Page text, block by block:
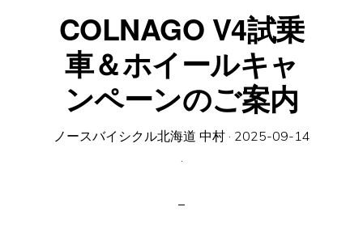
COLNAGO V4試乗
車＆ホイールキャ
ンペーンのご案内
ノースバイシクル北海道 中村· 2025-09-14
·